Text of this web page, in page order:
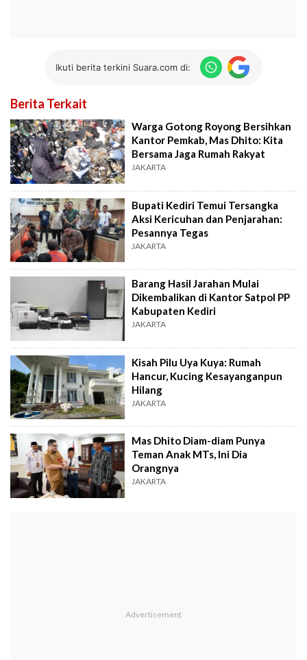
Ikuti berita terkini Suara.com di:
Berita Terkait
Warga Gotong Royong Bersihkan
Kantor Pemkab, Mas Dhito: Kita
Bersama Jaga Rumah Rakyat
JAKARTA
Bupati Kediri Temui Tersangka
Aksi Kericuhan dan Penjarahan:
Pesannya Tegas
JAKARTA
Barang Hasil Jarahan Mulai
Dikembalikan di Kantor Satpol PP
Kabupaten Kediri
JAKARTA
Kisah Pilu Uya Kuya: Rumah
Hancur, Kucing Kesayanganpun
Hilang
JAKARTA
Mas Dhito Diam-diam Punya
Teman Anak MTs, Ini Dia
Orangnya
JAKARTA